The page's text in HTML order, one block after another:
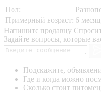
Пол:
Примерный возраст: 6
Напишите продавцу
Задайте вопросы, которые
Подскажите,
Где и когда можно
Сколько стоит